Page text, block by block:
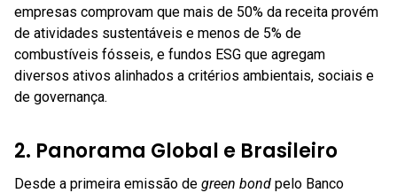
empresas comprovam que mais de 50% da receita provém
de atividades sustentáveis e menos de 5% de
combustíveis fósseis, e fundos ESG que agregam
diversos ativos alinhados a critérios ambientais, sociais e
de governança.
2. Panorama Global e Brasileiro
Desde a primeira emissão de green bond pelo Banco